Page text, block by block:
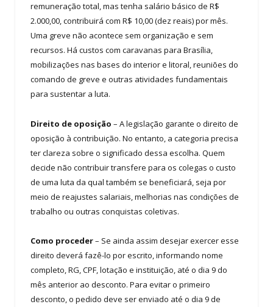
remuneração total, mas tenha salário básico de R$
2.000,00, contribuirá com R$ 10,00 (dez reais) por mês.
Uma greve não acontece sem organização e sem
recursos. Há custos com caravanas para Brasília,
mobilizações nas bases do interior e litoral, reuniões do
comando de greve e outras atividades fundamentais
para sustentar a luta.
Direito de oposição – A legislação garante o direito de
oposição à contribuição. No entanto, a categoria precisa
ter clareza sobre o significado dessa escolha. Quem
decide não contribuir transfere para os colegas o custo
de uma luta da qual também se beneficiará, seja por
meio de reajustes salariais, melhorias nas condições de
trabalho ou outras conquistas coletivas.
Como proceder– Se ainda assim desejar exercer esse
direito deverá fazê-lo por escrito, informando nome
completo, RG, CPF, lotação e instituição, até o dia 9 do
mês anterior ao desconto. Para evitar o primeiro
desconto, o pedido deve ser enviado até o dia 9 de